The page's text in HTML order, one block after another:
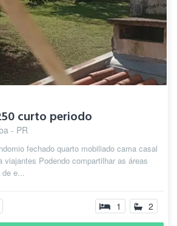
curto periodo
- PR
fechado quarto mobiliado cama casal
viajantes Podendo compartilhar as áreas
e...
1 2